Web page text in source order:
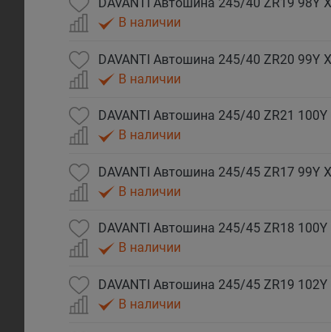
В наличии
DAVANTI Автошина 245/40 ZR20 99Y
В наличии
DAVANTI Автошина 245/40 ZR21 100Y
В наличии
DAVANTI Автошина 245/45 ZR17 99Y
В наличии
DAVANTI Автошина 245/45 ZR18 100Y
В наличии
DAVANTI Автошина 245/45 ZR19 102Y
В наличии